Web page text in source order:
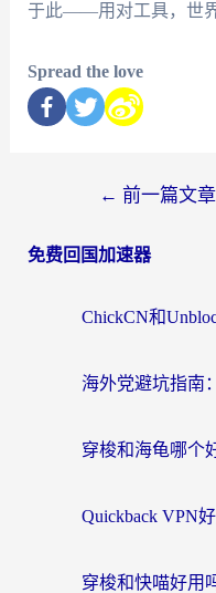
于此——用对工具，世界
Spread the love
← 前一篇文章
免费回国加速器